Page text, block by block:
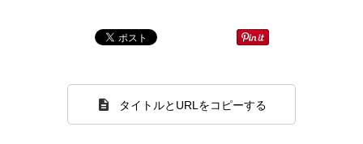
タイトルとURLをコピーする